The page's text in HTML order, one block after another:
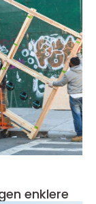
enklere